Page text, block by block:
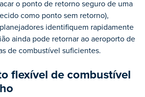
o ponto de retorno seguro de uma
como ponto sem retorno),
identifiquem rapidamente
ainda pode retornar ao aeroporto de
de combustível suficientes.
flexível de combustível